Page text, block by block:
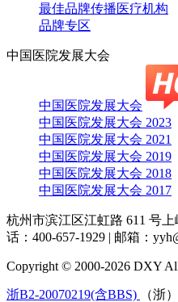
最佳品牌传播医疗机构
品牌专区
中国医院发展大会
中国医院发展大会
中国医院发展大会 2023
中国医院发展大会 2021
中国医院发展大会 2019
中国医院发展大会 2018
中国医院发展大会 2017
杭州市滨江区江虹路 611 号
话：400-657-1929 | 邮箱：
Copyright © 2000-2026 DXY
浙B2-20070219(含BBS) （浙